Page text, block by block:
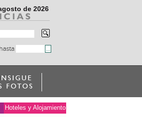
de 2026
hasta
Hoteles y Alojamiento